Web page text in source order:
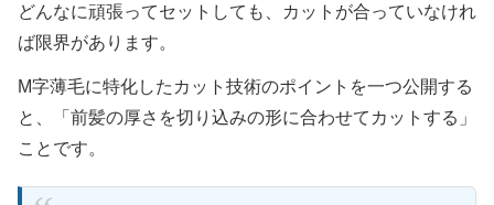
どんなに頑張ってセットしても、カットが合っていなけれ
ば限界があります。
M字薄毛に特化したカット技術のポイントを一つ公開する
と、「前髪の厚さを切り込みの形に合わせてカットする」
ことです。